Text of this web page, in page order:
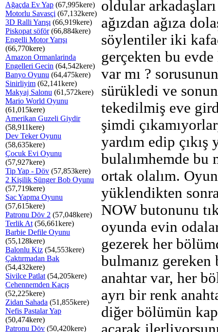
Ağaçda Ev Yap (67,995kere)
Motorlu Savasçi (67,132kere)
3D Ralli Yarışı (66,919kere)
Piskopat söför(66,884kere)
Engelli Motor Yarışı
(66,770kere)
Amazon Ormanlarinda
Engelleri Gecin (64,542kere)
Banyo Oyunu (64,475kere)
Sinirliyim (62,141kere)
Makyaj Salonu (61,572kere)
Mario World Oyunu
(61,015kere)
Amerikan Guzeli Giydir
(58,911kere)
Dev Teker Oyunu
(58,635kere)
Çocuk Evi Oyunu
(57,927kere)
Tip Yap - Döv (57,853kere)
2 Kişilik Sünger Bob Oyunu
(57,719kere)
Sac Yapma Oyunu
(57,615kere)
Patronu Döv 2 (57,048kere)
Terlik At (56,661kere)
Barbie Defile Oyunu
(55,128kere)
Balonlu Kiz (54,553kere)
Çaktırmadan Bak
(54,432kere)
Sivilce Patlat (54,205kere)
Cehennemden Kaçış
(52,225kere)
Zidan Sahada (51,855kere)
Nefis Pastalar Yap
(50,474kere)
Patronu Döv (50,420kere)
oldular arkadaşları
ağızdan ağıza
söylentiler iki
gerçekten bu
var mı ?
sürükledi ve
tekedilmiş eve
şimdi
yardım edip çıkış
bulalımhemde bu
ortak olalım. Oyun
yüklendikten
NOW butonunu
oyunda evin
gezerek her
bulmanız gereken
anahtar var, her
ayrı bir renk
diğer bölümün